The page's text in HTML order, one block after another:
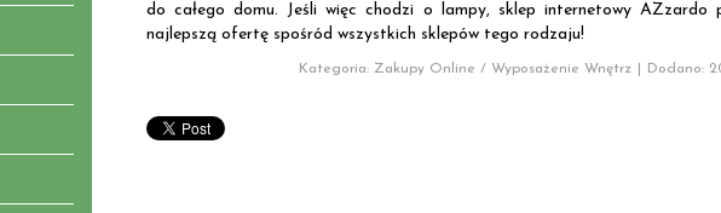
do całego domu. Jeśli więc chodzi o lampy, sklep internetowy AZzardo
najlepszą ofertę spośród wszystkich sklepów tego rodzaju!
Kategoria: Zakupy Online / Wyposażenie Wnętrz Dodano: